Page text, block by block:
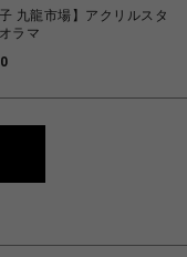
子 九龍市場】アクリルスタ
ラマ